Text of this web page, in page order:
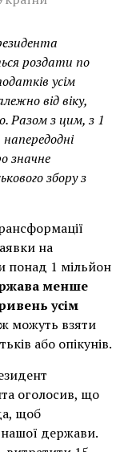
роздати по
усім
від віку,
Разом з цим, з 1
значне
збору з
на
понад 1 мільйон
менше
усім
можуть взяти
або опікунів.
оголосив, що
щоб
нашої держави.